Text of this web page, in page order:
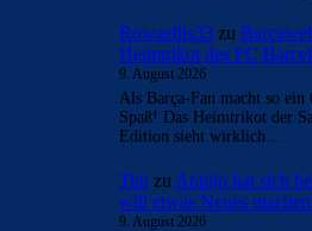
Rowaellis33 zu
Heimtrikot des FC
9. August 2026
Als Barça-Fan macht so
Spaß! Das Heimtrikot der
Edition sieht wirklich…
Tini zu Araújo hat sich
will etwas Neues
9. August 2026